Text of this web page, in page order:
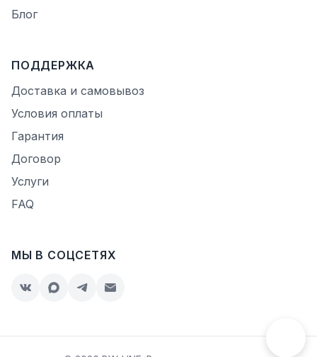
Блог
ПОДДЕРЖКА
Доставка и самовывоз
Условия оплаты
Гарантия
Договор
Услуги
FAQ
МЫ В СОЦСЕТЯХ